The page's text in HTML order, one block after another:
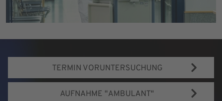
TERMIN VORUNTERSUCHUNG
AUFNAHME "AMBULANT"